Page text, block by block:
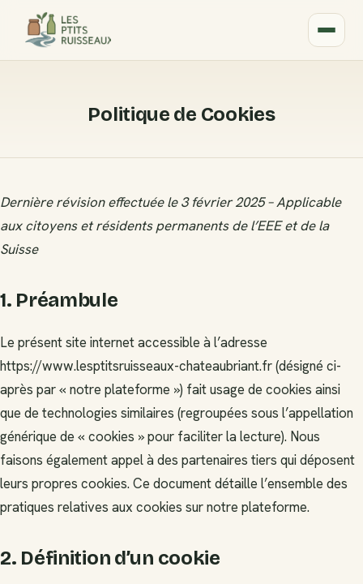
Politique de Cookies
Dernière révision effectuée le 3 février 2025 – Applicable
aux citoyens et résidents permanents de l’EEE et de la
Suisse
1. Préambule
Le présent site internet accessible à l’adresse
https://www.lesptitsruisseaux-chateaubriant.fr (désigné ci-
après par « notre plateforme ») fait usage de cookies ainsi
que de technologies similaires (regroupées sous l’appellation
générique de « cookies » pour faciliter la lecture). Nous
faisons également appel à des partenaires tiers qui déposent
leurs propres cookies. Ce document détaille l’ensemble des
pratiques relatives aux cookies sur notre plateforme.
2. Définition d’un cookie